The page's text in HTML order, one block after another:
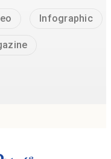
Infographic